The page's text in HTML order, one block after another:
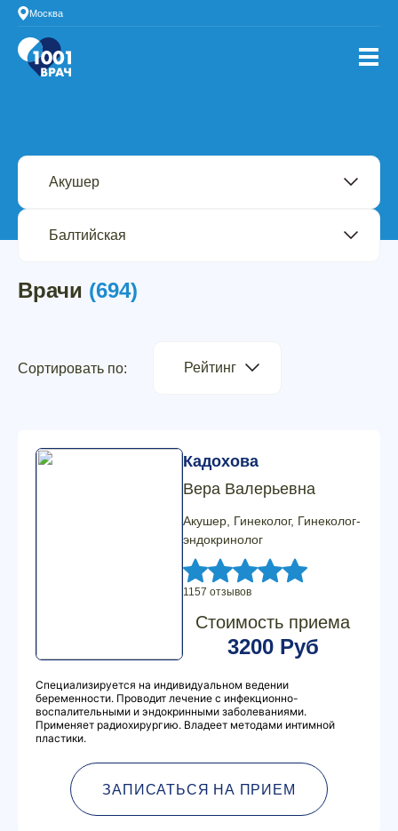
Москва
Врачи (694)
Сортировать по: Рейтинг
Кадохова
Вера Валерьевна
Акушер, Гинеколог, Гинеколог-
эндокринолог
1157 отзывов
Стоимость приема
3200 Руб
Специализируется на индивидуальном ведении
беременности. Проводит лечение с инфекционно-
воспалительными и эндокринными заболеваниями.
Применяет радиохирургию. Владеет методами интимной
пластики.
ЗАПИСАТЬСЯ НА ПРИЕМ